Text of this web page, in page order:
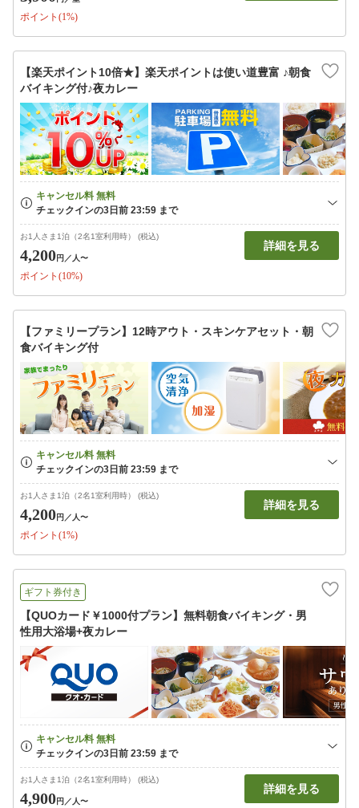
ポイント(1%)
【楽天ポイント10倍★】楽天ポイントは使い道豊富 ♪朝食
バイキング付♪夜カレー
お1人さま1泊（2名1室利用時） (税込)
4,200円 ／人〜
ポイント(10%)
詳細を見る
【ファミリープラン】12時アウト・スキンケアセット・朝
食バイキング付
お1人さま1泊（2名1室利用時） (税込)
4,200円 ／人〜
ポイント(1%)
詳細を見る
ギフト券付き
【QUOカード￥1000付プラン】無料朝食バイキング・男
性用大浴場+夜カレー
お1人さま1泊（2名1室利用時） (税込)
4,900円 ／人〜
詳細を見る